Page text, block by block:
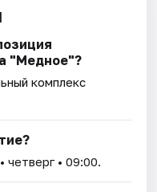
"Медное"?
комплекс
• четверг • 09:00.